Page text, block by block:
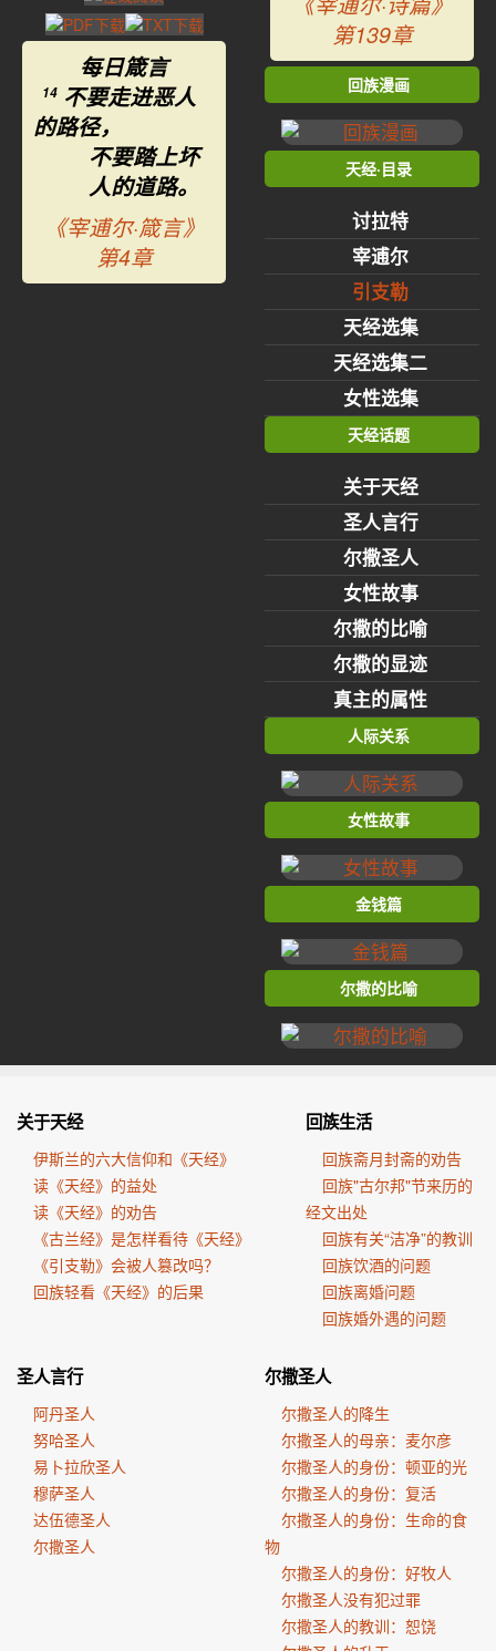
每日箴言
14 不要走进恶人
的路径，
不要踏上坏
人的道路。
《宰逋尔·箴言》
第4章
第139章
回族漫画
天经·目录
讨拉特
宰逋尔
引支勒
天经选集
天经选集二
女性选集
天经话题
关于天经
圣人言行
尔撒圣人
女性故事
尔撒的比喻
尔撒的显迹
真主的属性
人际关系
女性故事
金钱篇
尔撒的比喻
关于天经
伊斯兰的六大信仰和《天经》
读《天经》的益处
读《天经》的劝告
《古兰经》是怎样看待《天经》
《引支勒》会被人篡改吗？
回族轻看《天经》的后果
回族生活
回族斋月封斋的劝告
回族"古尔邦"节来历的
经文出处
回族有关“洁净”的教训
回族饮酒的问题
回族离婚问题
回族婚外遇的问题
圣人言行
阿丹圣人
努哈圣人
易卜拉欣圣人
穆萨圣人
达伍德圣人
尔撒圣人
尔撒圣人
尔撒圣人的降生
尔撒圣人的母亲：麦尔彦
尔撒圣人的身份：顿亚的光
尔撒圣人的身份：复活
尔撒圣人的身份：生命的食
物
尔撒圣人的身份：好牧人
尔撒圣人没有犯过罪
尔撒圣人的教训：恕饶